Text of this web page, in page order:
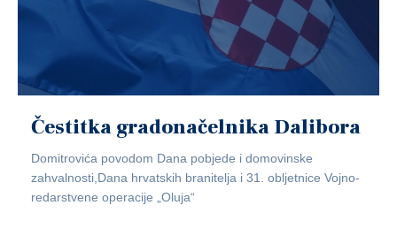
Čestitka gradonačelnika Dalibora
Domitrovića povodom Dana pobjede i domovinske
zahvalnosti,Dana hrvatskih branitelja i 31. obljetnice Vojno-
redarstvene operacije „Oluja“